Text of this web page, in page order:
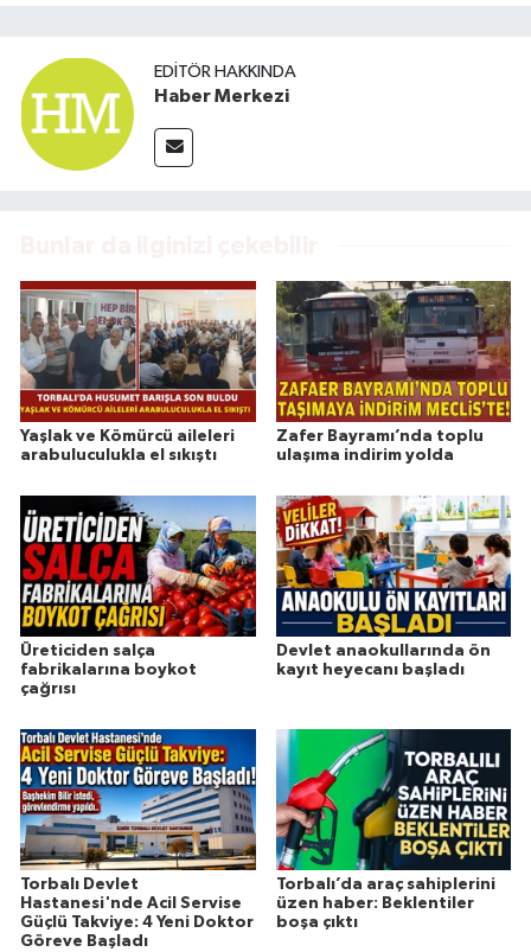
EDITÖR HAKKINDA
Haber Merkezi
Yaşlak ve Kömürcü aileleri
arabuluculukla el sıkıştı
Zafer Bayramı’nda toplu
ulaşıma indirim yolda
Üreticiden salça
fabrikalarına boykot
çağrısı
Devlet anaokullarında ön
kayıt heyecanı başladı
Torbalı Devlet
Hastanesi'nde Acil Servise
Güçlü Takviye: 4 Yeni Doktor
Göreve Başladı
Torbalı’da araç sahiplerini
üzen haber: Beklentiler
boşa çıktı